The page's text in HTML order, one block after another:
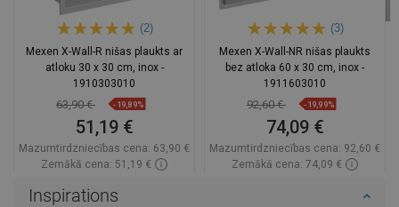
(2)
Mexen X-Wall-R nišas plaukts ar
atloku 30 x 30 cm, inox -
1910303010
63,90 € -19,89%
51,19 €
Mazumtirdzniecības cena: 63,90 €
Zemākā cena: 51,19 €
(3)
Mexen X-Wall-NR nišas plaukts
bez atloka 60 x 30 cm, inox -
1911603010
92,60 € -19,99%
74,09 €
Mazumtirdzniecības cena: 92,60 €
Zemākā cena: 74,09 €
Inspirations